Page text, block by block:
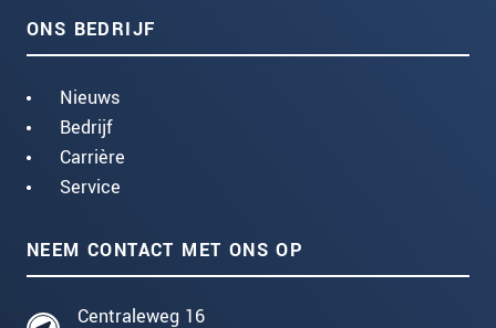
ONS BEDRIJF
Nieuws
Bedrijf
Carrière
Service
NEEM CONTACT MET ONS OP
Centraleweg 16